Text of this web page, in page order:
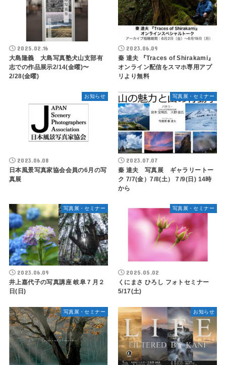
2025.02.16
大島隆義 大島写真塾犬山支部有
志での作品展示2/14(金曜)〜
2/28(金曜)
2023.06.09
秦 達夫 『Traces of Shirakami』
オンライン配信をスマホ専用アプ
リより無料
お知らせ
2023.06.08
日本風景写真家協会会員の6月の写
真展
写真展・セミナー
2023.07.07
秦 達夫 写真展 ギャラリートー
ク 7/7(金）7/8(土）７/9(日) 14時
から
写真展・セミナー
2023.06.09
井上嘉代子の写真講座 岐阜７月２
日(日)
写真展・セミナー
2025.05.02
くにまさ ひろし フォトセミナー
5/17(土)
写真展・セミナー お知らせ